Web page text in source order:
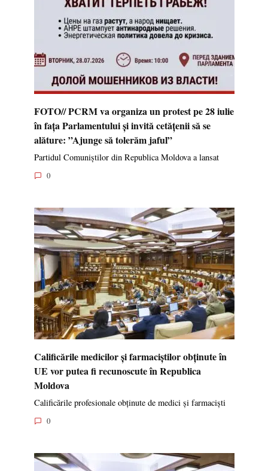
FOTO// PCRM va organiza un protest pe 28 iulie
în fața Parlamentului și invită cetățenii să se
alăture: ”Ajunge să tolerăm jaful”
Partidul Comuniștilor din Republica Moldova a lansat
0
Calificările medicilor și farmaciștilor obținute în
UE vor putea fi recunoscute în Republica
Moldova
Calificările profesionale obținute de medici și farmaciști
0